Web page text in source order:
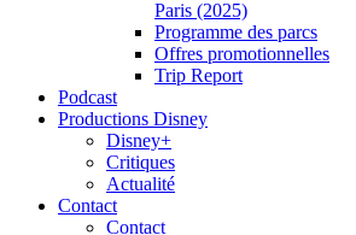
Paris (2025)
Programme des parcs
Offres promotionnelles
Trip Report
Podcast
Productions Disney
Disney+
Critiques
Actualité
Contact
Contact